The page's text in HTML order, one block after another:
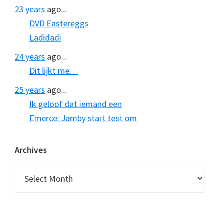
23 years ago...
DVD Eastereggs
Ladidadi
24 years ago...
Dit lijkt me…
25 years ago...
Ik geloof dat iemand een
Emerce: Jamby start test om
Archives